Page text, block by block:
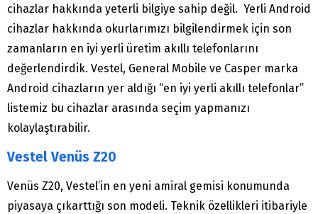
cihazlar hakkında yeterli bilgiye sahip değil. Yerli Android
cihazlar hakkında okurlarımızı bilgilendirmek için son
zamanların en iyi yerli üretim akıllı telefonlarını
değerlendirdik. Vestel, General Mobile ve Casper marka
Android cihazların yer aldığı “en iyi yerli akıllı telefonlar”
listemiz bu cihazlar arasında seçim yapmanızı
kolaylaştırabilir.
Vestel Venüs Z20
Venüs Z20, Vestel’in en yeni amiral gemisi konumunda
piyasaya çıkarttığı son modeli. Teknik özellikleri itibariyle